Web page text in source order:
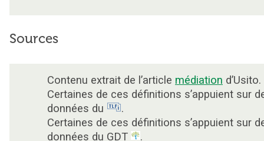
Sources
Contenu extrait de l’article médiation d’Usito.
Certaines de ces définitions s’appuient sur
données du
.
Certaines de ces définitions s’appuient sur
données du GDT
.